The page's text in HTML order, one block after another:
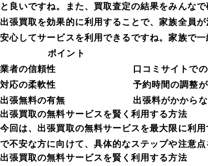
と良いですね。また、買取査定の結果をみんな
出張買取を効果的に利用することで、家族全員
安心してサービスを利用できるですね。家族で
ポイント
業者の信頼性
口コミサイトで
対応の柔軟性
予約時間の調整
出張無料の有無
出張料がかから
出張買取の無料サービスを賢く利用する方法
今回は、出張買取の無料サービスを最大限に利
で不安な方に向けて、具体的なステップや注意点
出張買取の無料サービスを賢く利用する方法